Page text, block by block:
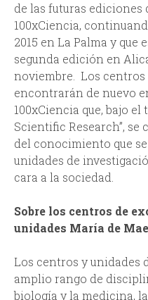
de las futuras ediciones
100xCiencia,
2015 en La Palma y que
segunda edición en
noviembre. Los centros
encontrarán de nuevo
100xCiencia que, bajo
Scientific Research”,
del conocimiento que
unidades de
cara a la sociedad.
Sobre los centros de
unidades María de
Los centros y unidades
amplio rango de
biología y la medicina,